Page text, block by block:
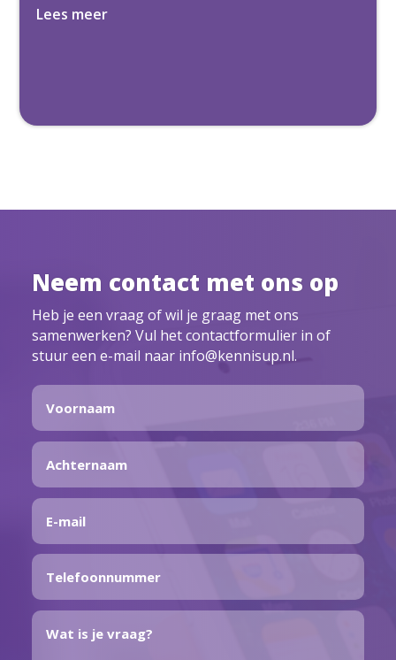
Lees meer
Neem contact met ons op
Heb je een vraag of wil je graag met ons
samenwerken? Vul het contactformulier in of
stuur een e-mail naar info@kennisup.nl.